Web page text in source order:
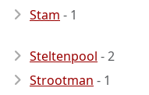
Stam - 1
Steltenpool - 2
Strootman - 1